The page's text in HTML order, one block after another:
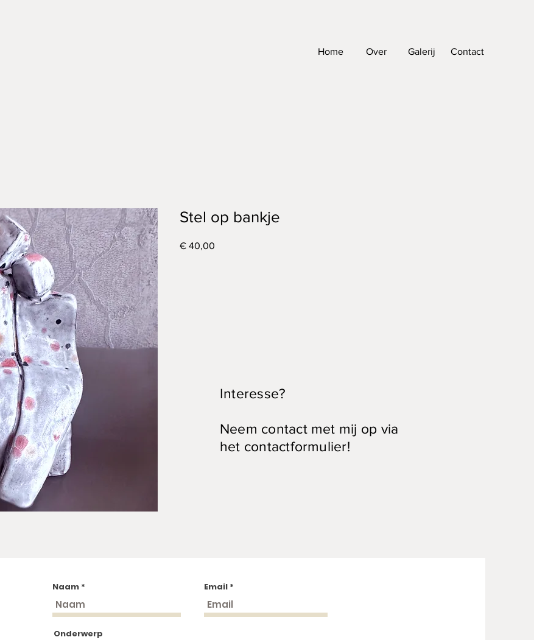
Home Over Galerij Contact
Stel op bankje
€ 40,00
Interesse?
Neem contact met mij op via
het contactformulier!
Naam Email
Onderwerp